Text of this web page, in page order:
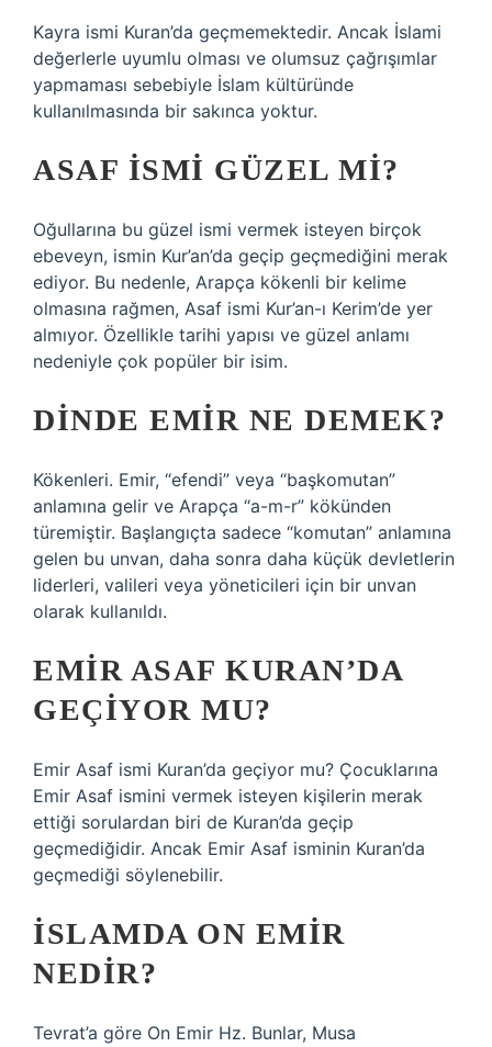
Kayra ismi Kuran’da geçmemektedir. Ancak İslami
değerlerle uyumlu olması ve olumsuz çağrışımlar
yapmaması sebebiyle İslam kültüründe
kullanılmasında bir sakınca yoktur.
ASAF ISMI GÜZEL MI?
Oğullarına bu güzel ismi vermek isteyen birçok
ebeveyn, ismin Kur’an’da geçip geçmediğini merak
ediyor. Bu nedenle, Arapça kökenli bir kelime
olmasına rağmen, Asaf ismi Kur’an-ı Kerim’de yer
almıyor. Özellikle tarihi yapısı ve güzel anlamı
nedeniyle çok popüler bir isim.
DINDE EMIR NE DEMEK?
Kökenleri. Emir, “efendi” veya “başkomutan”
anlamına gelir ve Arapça “a-m-r” kökünden
türemiştir. Başlangıçta sadece “komutan” anlamına
gelen bu unvan, daha sonra daha küçük devletlerin
liderleri, valileri veya yöneticileri için bir unvan
olarak kullanıldı.
EMIR ASAF KURAN’DA
GEÇIYOR MU?
Emir Asaf ismi Kuran’da geçiyor mu? Çocuklarına
Emir Asaf ismini vermek isteyen kişilerin merak
ettiği sorulardan biri de Kuran’da geçip
geçmediğidir. Ancak Emir Asaf isminin Kuran’da
geçmediği söylenebilir.
İSLAMDA ON EMIR
NEDIR?
Tevrat’a göre On Emir Hz. Bunlar, Musa